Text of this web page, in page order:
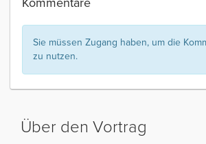
Sie müssen Zugang haben, um die
zu nutzen.
Über den Vortrag